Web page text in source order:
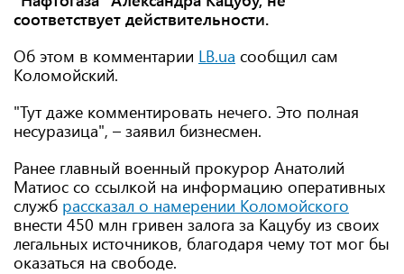
соответствует действительности.
Об этом в комментарии LB.ua сообщил сам
Коломойский.
"Тут даже комментировать нечего. Это полная
несуразица", – заявил бизнесмен.
Ранее главный военный прокурор Анатолий
Матиос со ссылкой на информацию оперативных
служб рассказал о намерении Коломойского
внести 450 млн гривен залога за Кацубу из своих
легальных источников, благодаря чему тот мог бы
оказаться на свободе.